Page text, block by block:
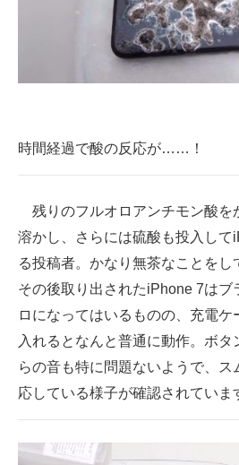
時間経過で酸の反応が……！
残りのフルオロアンチモン酸を
溶かし、さらには硫酸も投入して
る投稿者。かなり無茶なことをし
その後取り出されたiPhone 7はブ
ロになってはいるものの、充電ケ
入れるとなんと普通に動作。ボ
らの音も特に問題ないようで、ス
応している様子が確認されていま